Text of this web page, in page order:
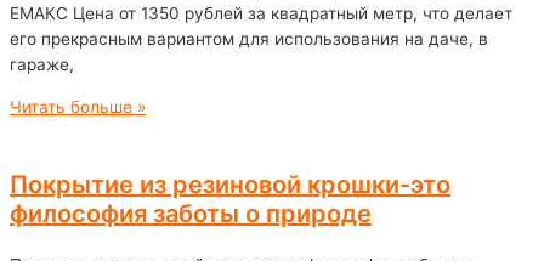
ЕМАКС Цена от 1350 рублей за квадратный метр, что делает
его прекрасным вариантом для использования на даче, в
гараже,
Читать больше »
Покрытие из резиновой крошки-это
философия заботы о природе